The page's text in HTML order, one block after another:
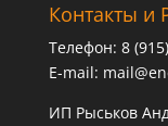
Контакты и
Телефон: 8
E-mail:
ИП Рыськов